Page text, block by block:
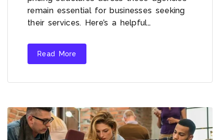
remain essential for businesses seeking
their services. Here’s a helpful…
Read More